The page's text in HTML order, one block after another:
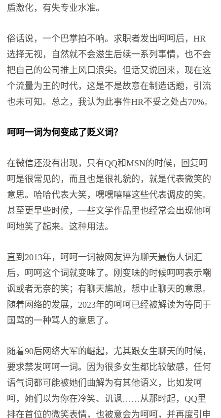
盾激化，有失专业水准。
俗话说，一个巴掌拍不响。求职者发出呵呵后，HR
选择无视，自然就不会滋生后续一系列事情，也不会
把自己的公司推上风口浪尖。但话又说回来，现在这
个流量为王的时代，这是不是故意在制造话题，引流
也未可知。总之，我认为此事件HR不妥之处占70%。
呵呵一词为何变成了贬义词？
在微信还没有出现，只有QQ和MSN的时候，回复呵
呵是很常见的，而且也是很礼貌的，就是代表微笑的
意思。哈哈代表大笑，嘿嘿嘻嘻这些代表调皮的笑。
甚至更早些时候，一些文学作品里也经常会出现他呵
呵地笑了起来。这种用法。
直到2013年，呵呵一词被网友评为聊天最伤人词汇
后，呵呵这个词就变味了。刚变味的时候呵呵表示嘲
讽或者无奈的笑；有聊天尴尬，想中止聊天的意思。
随着网络的发展，2023年的呵呵已经被解读为等同于
国骂的一种骂人的意思了。
随着90后网络大军的崛起，尤其跟女生聊天的时候，
要求禁发呵呵一词。因为很多女生都比较敏感，任何
语气词都可能被她们曲解为有其他语义，比如发呵
呵，她们以为你在冷笑、讥讽……从那时起，QQ里
排在首位的微笑表情，也被意会为呵呵，并再度引申